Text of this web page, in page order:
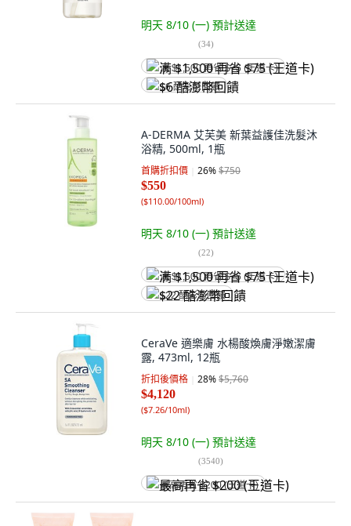
明天 8/10 (一) 預計送達
(34)
满 $1,500 再省 $75 (王道卡)
$6 酷澎幣回饋
A-DERMA 艾芙美 新葉益護佳洗髮沐
浴精, 500ml, 1瓶
首購折扣價 26%$750
$550
($110.00/100ml)
明天 8/10 (一) 預計送達
(22)
满 $1,500 再省 $75 (王道卡)
$22 酷澎幣回饋
CeraVe 適樂膚 水楊酸煥膚淨嫩潔膚
露, 473ml, 12瓶
折扣後價格 28%$5,760
$4,120
($7.26/10ml)
明天 8/10 (一) 預計送達
(3540)
最高再省 $200 (王道卡)